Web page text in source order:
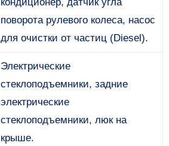
поворота рулевого колеса, насос
для очистки от частиц (Diesel).
Электрические
стеклоподъемники, задние
электрические
стеклоподъемники, люк на
крыше.